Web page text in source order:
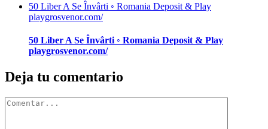
50 Liber A Se Învârti ◦ Romania Deposit & Play
playgrosvenor.com/
50 Liber A Se Învârti ◦ Romania Deposit & Play
playgrosvenor.com/
Deja tu comentario
Comentar